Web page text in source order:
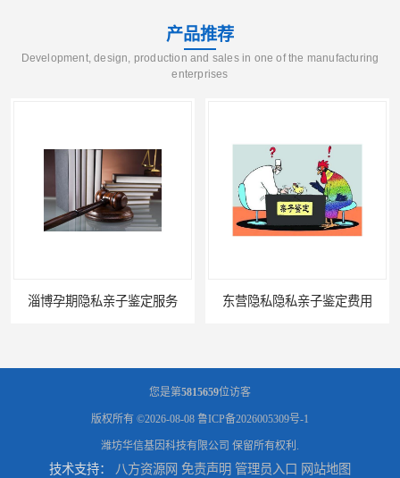
产品推荐
Development, design, production and sales in one of the manufacturing
enterprises
淄博孕期隐私亲子鉴定服务 东营隐私隐私亲子鉴定费用
您是第5815659位访客
版权所有 ©2026-08-08 鲁ICP备2026005309号-1
潍坊华信基因科技有限公司 保留所有权利.
技术支持： 八方资源网 免责声明 管理员入口 网站地图